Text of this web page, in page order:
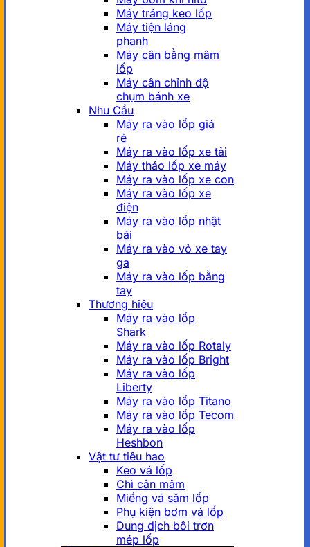
Máy tráng keo lốp
Máy tiện láng
phanh
Máy cân bằng mâm
lốp
Máy cân chỉnh độ
chụm bánh xe
Nhu Cầu
Máy ra vào lốp giá
rẻ
Máy ra vào lốp xe tải
Máy tháo lốp xe máy
Máy ra vào lốp xe con
Máy ra vào lốp xe
điện
Máy ra vào lốp nhật
bãi
Máy ra vào vỏ xe tay
ga
Máy ra vào lốp bằng
tay
Thương hiệu
Máy ra vào lốp
Shark
Máy ra vào lốp Rotaly
Máy ra vào lốp Bright
Máy ra vào lốp
Liberty
Máy ra vào lốp Titano
Máy ra vào lốp Tecom
Máy ra vào lốp
Heshbon
Vật tư tiêu hao
Keo vá lốp
Chì cân mâm
Miếng vá săm lốp
Phụ kiện bơm vá lốp
Dung dịch bôi trơn
mép lốp